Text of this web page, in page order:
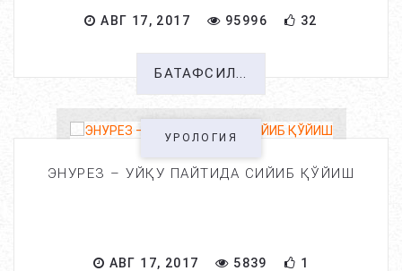
АВГ 17, 2017 95996 32
БАТАФСИЛ...
УРОЛОГИЯ
ЭНУРЕЗ – УЙҚУ ПАЙТИДА СИЙИБ ҚЎЙИШ
АВГ 17, 2017 5839 1